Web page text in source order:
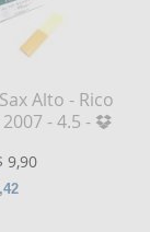
Alto - Rico
- 4.5 -
9,90
,42